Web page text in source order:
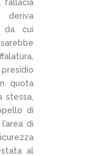
fallacia
deriva
da cui
quota
stessa,
di
di
al